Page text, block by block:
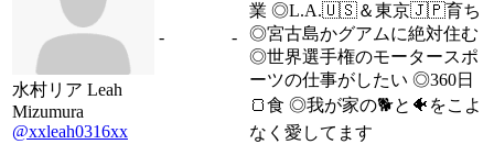
水村リア Leah
Mizumura
@xxleah0316xx
- -
業 ◎L.A.🇺🇸＆東京🇯🇵育ち
◎宮古島かグアムに絶対住む
◎世界選手権のモータースポ
ーツの仕事がしたい ◎360日
🍞食 ◎我が家の🐕と🐠をこよ
なく愛してます